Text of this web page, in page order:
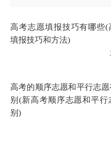
高考志愿填报技巧有哪些(
填报技巧和方法)
高考的顺序志愿和平行志
别(新高考顺序志愿和平行
别)